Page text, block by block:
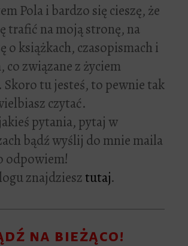
Pola i bardzo się cieszę, że
trafić na moją stronę, na
o książkach, czasopismach i
związane z życiem
tu jesteś, to pewnie tak
czytać.
pytania, pytaj w
bądź wyślij do mnie maila
odpowiem!
znajdziesztutaj.
na bieżąco!